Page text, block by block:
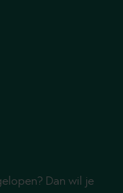
Dan wil je